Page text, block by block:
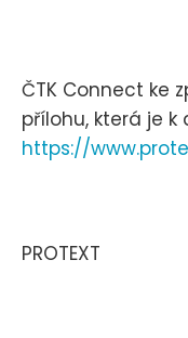
ČTK Connect ke
přílohu, která je
https://
PROTEXT